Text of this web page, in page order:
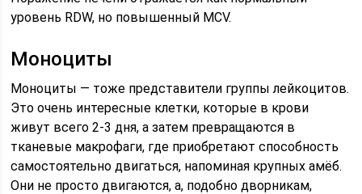
уровень RDW, но повышенный MCV.
Моноциты
Моноциты — тоже представители группы лейкоцитов.
Это очень интересные клетки, которые в крови
живут всего 2-3 дня, а затем превращаются в
тканевые макрофаги, где приобретают способность
самостоятельно двигаться, напоминая крупных амёб.
Они не просто двигаются, а, подобно дворникам,